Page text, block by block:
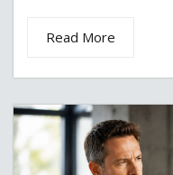
Read More